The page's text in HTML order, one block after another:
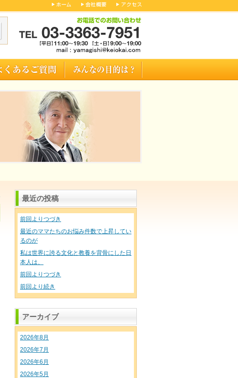
最近の投稿
前回よりつづき
最近のママたちのお悩み件数で上昇してい
るのが
私は世界に誇る文化と教養を背骨にした日
本人は、
前回よりつづき
前回より続き
アーカイブ
2026年8月
2026年7月
2026年6月
2026年5月